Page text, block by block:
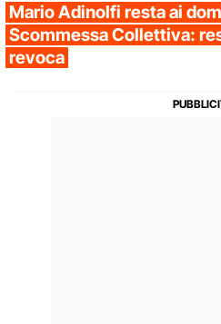
Mario Adinolfi resta ai
Scommessa Collettiva:
revoca